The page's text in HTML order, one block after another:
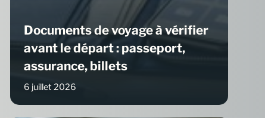
Documents de voyage à vérifier
avant le départ : passeport,
assurance, billets
6 juillet 2026